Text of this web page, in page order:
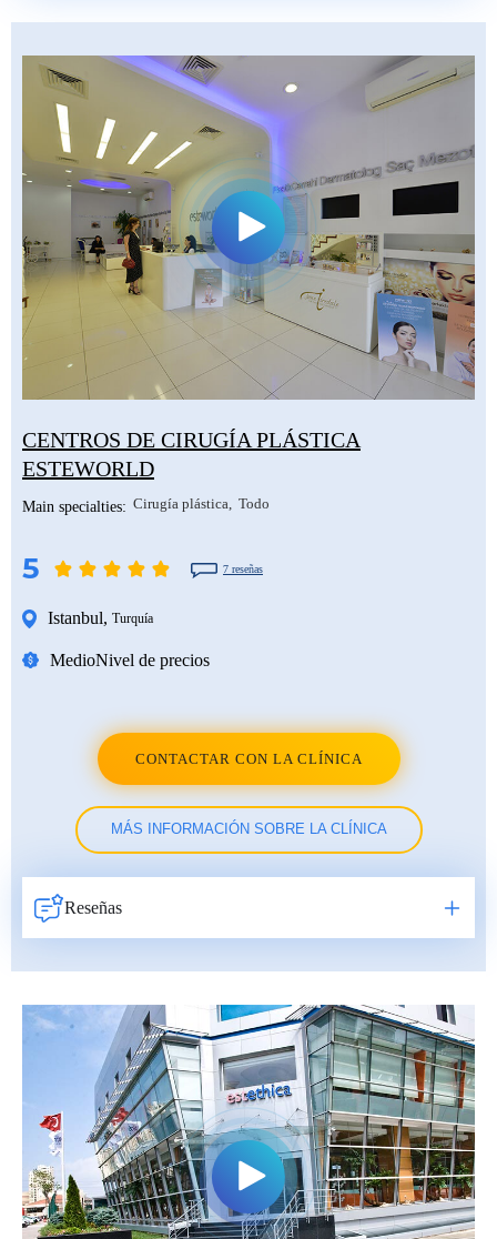
CENTROS DE CIRUGÍA PLÁSTICA
ESTEWORLD
Main specialties: Cirugía plástica Todo
5 7 reseñas
Istanbul, Turquía
MedioNivel de precios
CONTACTAR CON LA CLÍNICA
MÁS INFORMACIÓN SOBRE LA CLÍNICA
Reseñas